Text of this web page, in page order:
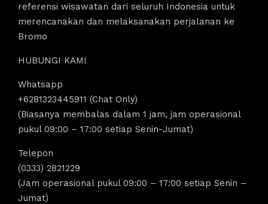
referensi wisawatan dari seluruh Indonesia untuk
merencanakan dan melaksanakan perjalanan ke
Bromo
HUBUNGI KAMI
Whatsapp
+6281323445911 (Chat Only)
(Biasanya membalas dalam 1 jam, jam operasional
pukul 09:00 – 17:00 setiap Senin-Jumat)
Telepon
(0333) 2821229
(Jam operasional pukul 09:00 – 17:00 setiap Senin –
Jumat)